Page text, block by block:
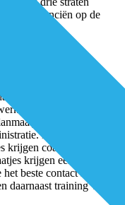
haar financiën op de
deelnemers aan
komen bij hen niet
met planmaatjes en
helpen
De buurmaatjes
krijgen coaching van een
krijgen een
beste contact maken
daarnaast training van